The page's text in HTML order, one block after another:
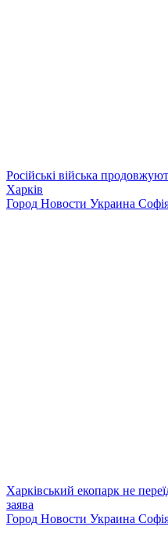
Російські війська
Харків
Город Новости Украина
Харківський екопарк не
заява
Город Новости Украина